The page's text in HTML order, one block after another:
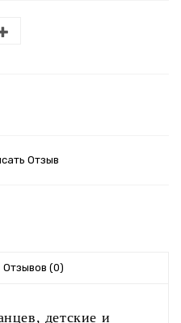
Отзыв
Отзывов (0)
детские и